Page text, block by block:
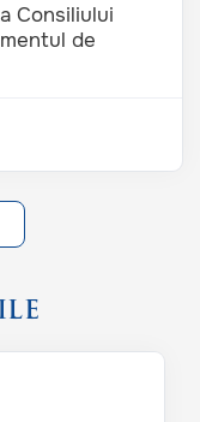
Consiliului
de